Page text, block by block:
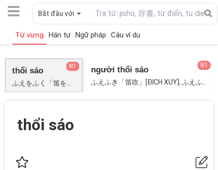
Bắt đầu với
Từ vựng Hán tự Ngữ pháp Câu ví dụ
thổi sáo N1 người thổi sáo N1
thổi sáo